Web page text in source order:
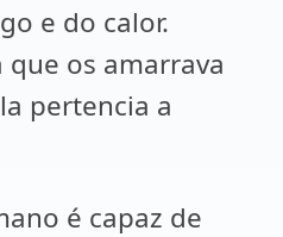
e do calor.
os amarrava
pertencia a
é capaz de